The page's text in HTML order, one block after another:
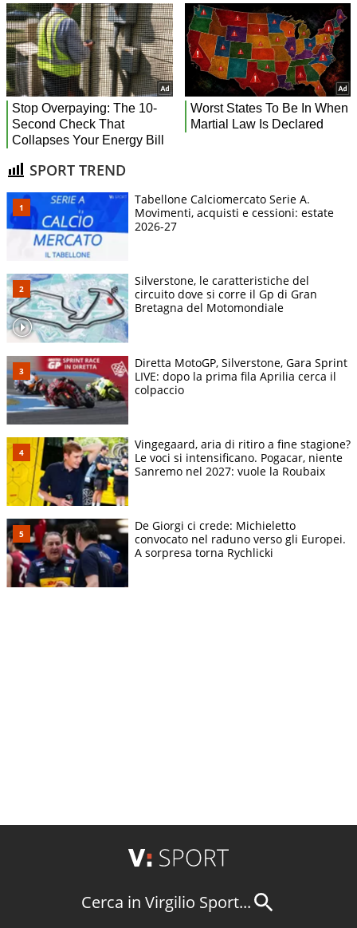
SPORT TREND
Tabellone Calciomercato Serie A.
Movimenti, acquisti e cessioni: estate
2026-27
Silverstone, le caratteristiche del
circuito dove si corre il Gp di Gran
Bretagna del Motomondiale
Diretta MotoGP, Silverstone, Gara Sprint
LIVE: dopo la prima fila Aprilia cerca il
colpaccio
Vingegaard, aria di ritiro a fine stagione?
Le voci si intensificano. Pogacar, niente
Sanremo nel 2027: vuole la Roubaix
De Giorgi ci crede: Michieletto
convocato nel raduno verso gli Europei.
A sorpresa torna Rychlicki
Cerca in Virgilio Sport...